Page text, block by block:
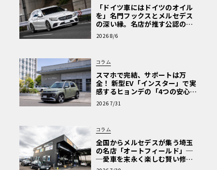
「ドイツ車にはドイツのオイル
を」名門フックスとメルセデス
の深い縁。名店が推す公認の安
心と、Cクラスで味わうシルキー
な走り〈PR〉
2026 8/6
コラム
スマホで完結、サポートは万
全！ 新型EV「インスター」で実
感するヒョンデの「4つの安心」
【第1回・ヒョンデ6つの疑問：
Why? Hyundai?】〈PR〉
2026 7/31
コラム
全国からメルセデスが集う埼玉
の名店「オートフィールド」─
─愛車を末永く楽しむ賢い修理
術と、プロがフックス製オイル